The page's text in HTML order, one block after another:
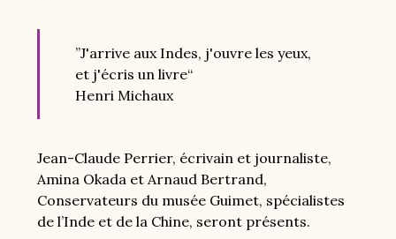
”J'arrive aux Indes, j'ouvre les yeux,
et j'écris un livre“
Henri Michaux
Jean-Claude Perrier, écrivain et journaliste,
Amina Okada et Arnaud Bertrand,
Conservateurs du musée Guimet, spécialistes
de l’Inde et de la Chine, seront présents.